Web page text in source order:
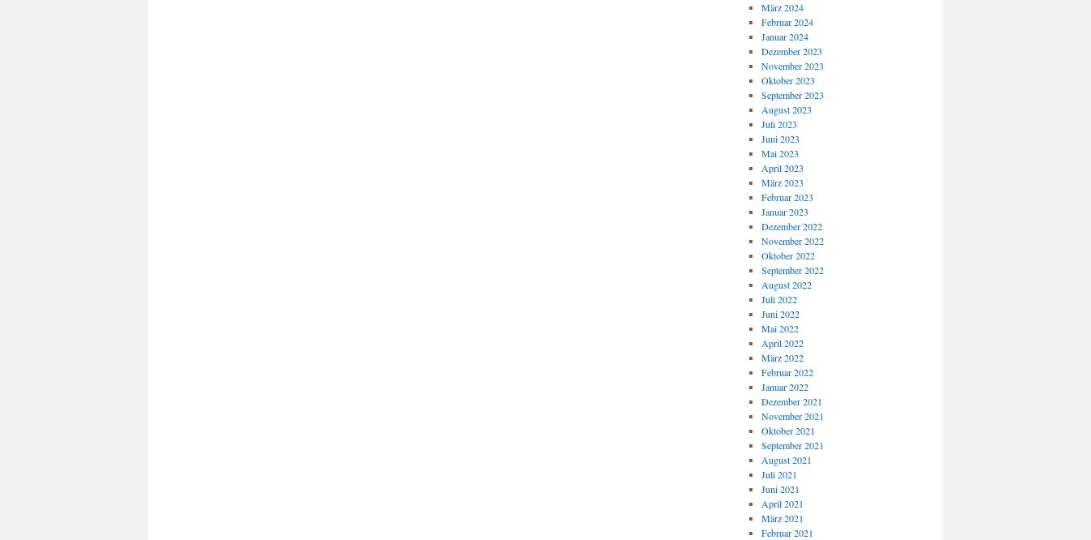
März 2024
Februar 2024
Januar 2024
Dezember 2023
November 2023
Oktober 2023
September 2023
August 2023
Juli 2023
Juni 2023
Mai 2023
April 2023
März 2023
Februar 2023
Januar 2023
Dezember 2022
November 2022
Oktober 2022
September 2022
August 2022
Juli 2022
Juni 2022
Mai 2022
April 2022
März 2022
Februar 2022
Januar 2022
Dezember 2021
November 2021
Oktober 2021
September 2021
August 2021
Juli 2021
Juni 2021
April 2021
März 2021
Februar 2021